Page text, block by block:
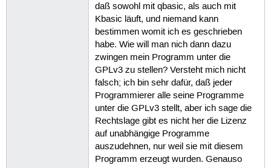
daß sowohl mit qbasic, als auch mit
Kbasic läuft, und niemand kann
bestimmen womit ich es geschrieben
habe. Wie will man nich dann dazu
zwingen mein Programm unter die
GPLv3 zu stellen? Versteht mich nicht
falsch; ich bin sehr dafür, daß jeder
Programmierer alle seine Programme
unter die GPLv3 stellt, aber ich sage die
Rechtslage gibt es nicht her die Lizenz
auf unabhängige Programme
auszudehnen, nur weil sie mit diesem
Programm erzeugt wurden. Genauso